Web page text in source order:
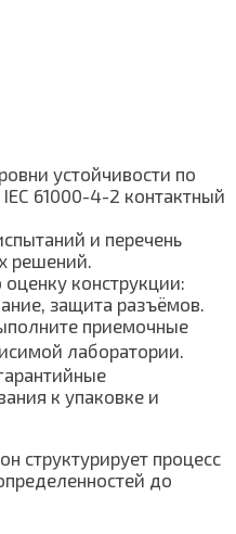
устойчивости по
61000-4-2 контактный
и перечень
решений.
конструкции:
защита разъёмов.
приемочные
лаборатории.
к упаковке и
структурирует процесс
до